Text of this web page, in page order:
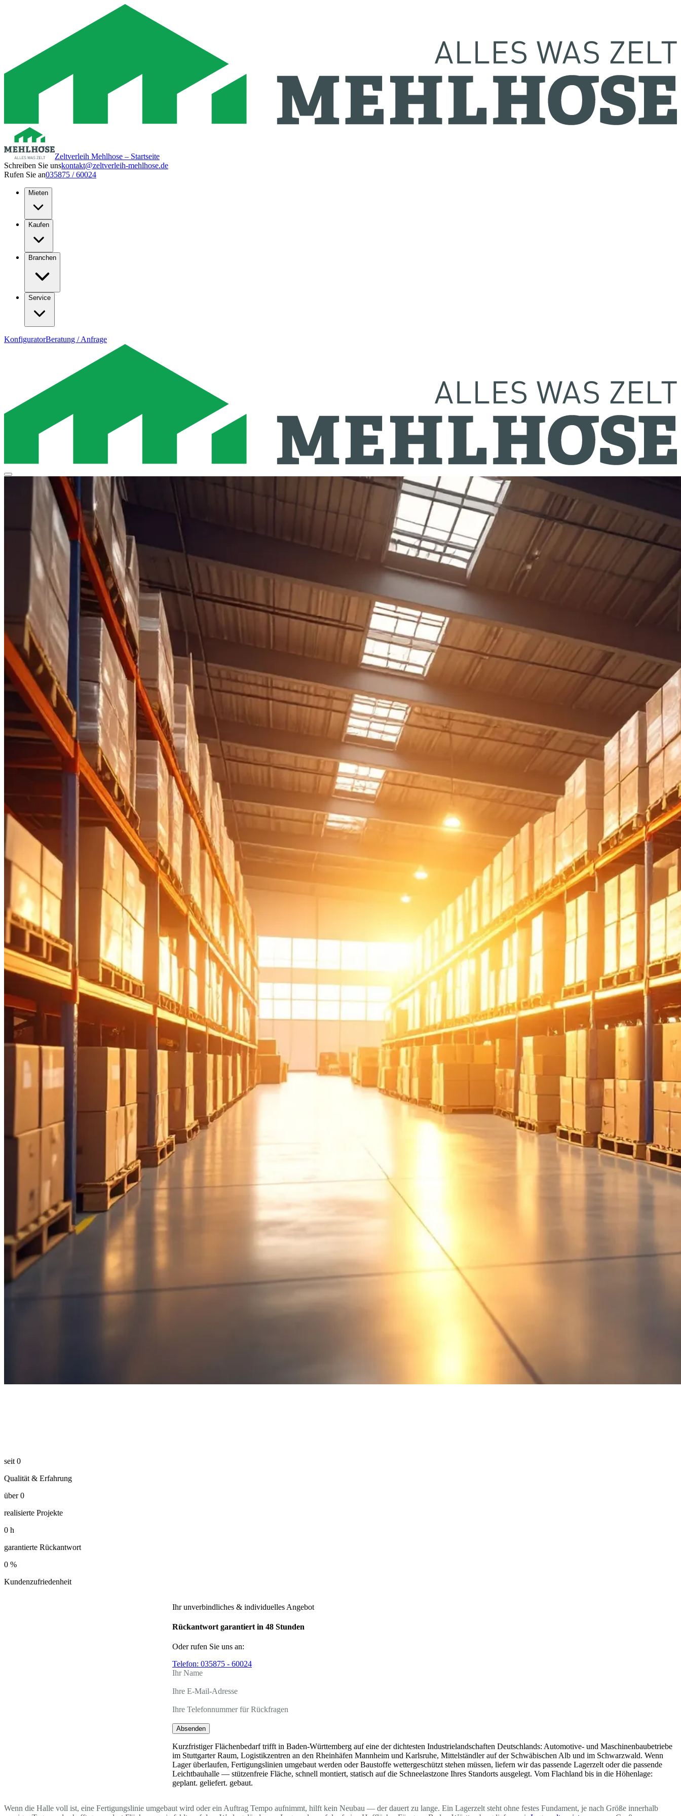
Zeltverleih Mehlhose – Startseite
Schreiben Sie unskontakt@zeltverleih-mehlhose.de
Rufen Sie an035875 / 60024
Mieten
Kaufen
Branchen
Service
KonfiguratorBeratung / Anfrage
seit 0
Qualität & Erfahrung
über 0
realisierte Projekte
0 h
garantierte Rückantwort
0 %
Kundenzufriedenheit
Ihr unverbindliches & individuelles Angebot
Rückantwort garantiert in 48 Stunden
Oder rufen Sie uns an:
Telefon: 035875 - 60024
Ihr Name
Ihre E-Mail-Adresse
Ihre Telefonnummer für Rückfragen
Absenden
Kurzfristiger Flächenbedarf trifft in Baden-Württemberg auf eine der dichtesten Industrielandschaften Deutschlands: Automotive- und Maschinenbaubetriebe
im Stuttgarter Raum, Logistikzentren an den Rheinhäfen Mannheim und Karlsruhe, Mittelständler auf der Schwäbischen Alb und im Schwarzwald. Wenn
Lager überlaufen, Fertigungslinien umgebaut werden oder Baustoffe wettergeschützt stehen müssen, liefern wir das passende Lagerzelt oder die passende
Leichtbauhalle — stützenfreie Fläche, schnell montiert, statisch auf die Schneelastzone Ihres Standorts ausgelegt. Vom Flachland bis in die Höhenlage:
geplant. geliefert. gebaut.
Wenn die Halle voll ist, eine Fertigungslinie umgebaut wird oder ein Auftrag Tempo aufnimmt, hilft kein Neubau — der dauert zu lange. Ein Lagerzelt steht ohne festes Fundament, je nach Größe innerhalb